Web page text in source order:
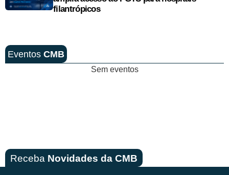
filantrópicos
Eventos CMB
Sem eventos
Receba Novidades da CMB